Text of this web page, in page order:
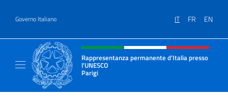
Governo Italiano IT FR EN
Intestazione sito, social e menù
Rappresentanza permanente d’Italia presso
l’UNESCO
Parigi
Il sito ufficiale della Rappresentanza